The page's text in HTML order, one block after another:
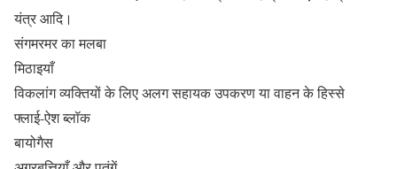
यंत्र आदि।
संगमरमर का मलबा
मिठाइयाँ
विकलांग व्यक्तियों के लिए अलग सहायक उपकरण या वाहन के हिस्से
फ्लाई-ऐश ब्लॉक
बायोगैस